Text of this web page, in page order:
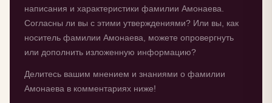
написания и характеристики фамилии Амонаева.
Согласны ли вы с этими утверждениями? Или вы, как
носитель фамилии Амонаева, можете опровергнуть
или дополнить изложенную информацию?
Делитесь вашим мнением и знаниями о фамилии
Амонаева в комментариях ниже!